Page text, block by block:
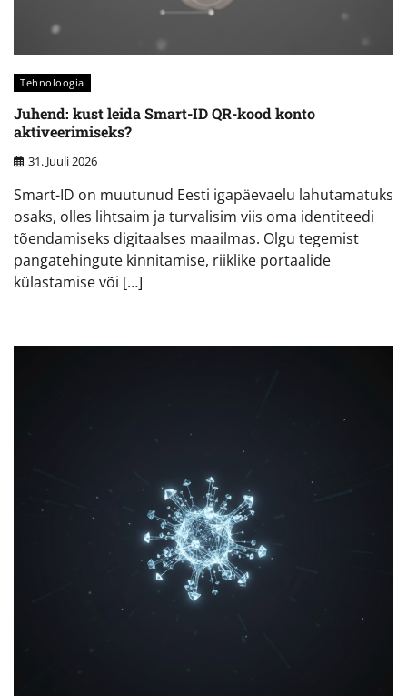
Tehnoloogia
Juhend: kust leida Smart-ID QR-kood konto
aktiveerimiseks?
31. Juuli 2026
Smart-ID on muutunud Eesti igapäevaelu lahutamatuks
osaks, olles lihtsaim ja turvalisim viis oma identiteedi
tõendamiseks digitaalses maailmas. Olgu tegemist
pangatehingute kinnitamise, riiklike portaalide
külastamise või […]